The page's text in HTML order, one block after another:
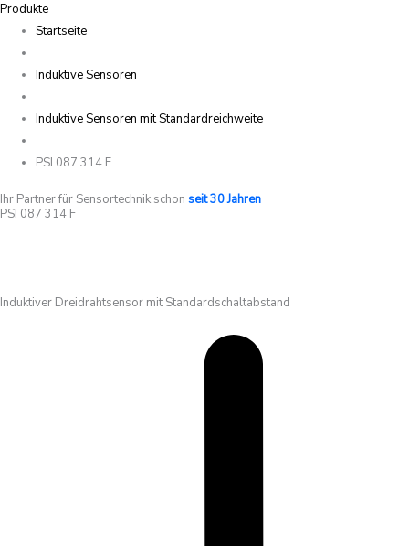
Produkte
Startseite
Induktive Sensoren
Induktive Sensoren mit Standardreichweite
PSI 087 314 F
Ihr Partner für Sensortechnik schon seit 30 Jahren
PSI 087 314 F
Induktiver Dreidrahtsensor mit Standardschaltabstand